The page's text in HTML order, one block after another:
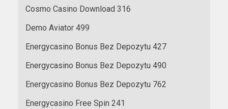
Cosmo Casino Download 316
Demo Aviator 499
Energycasino Bonus Bez Depozytu 427
Energycasino Bonus Bez Depozytu 490
Energycasino Bonus Bez Depozytu 762
Energycasino Free Spin 241